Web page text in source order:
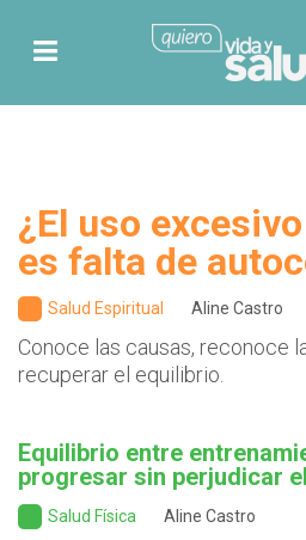
¿El uso
es falta de
Salud Espiritual Aline Castro
Conoce las causas, reconoce
recuperar el equilibrio.
Equilibrio entre
progresar sin perjudicar
Salud Física Aline Castro